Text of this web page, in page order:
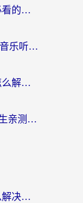
咪咕体育在香港用不了？海外党必看的回国加速器选择指南（附3个真实场景解决方案）
网易云ip怎么改成中国？海外党听音乐听书的无痛解决方案
海外党必看：汽水解锁地区限制怎么解除？3招解决国内影音&生活服务难题
央视影音VIP海外可以看吗？留学生亲测有效的回国加速器选择指南
女神星球海外服务器链接失败怎么解决？海外党国服游戏加速避坑指南